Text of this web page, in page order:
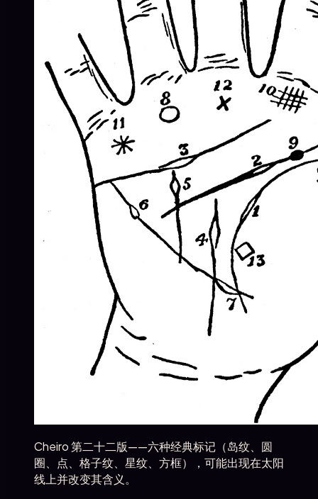
Cheiro 第二十二版——六种经典标记（岛纹、圆
圈、点、格子纹、星纹、方框），可能出现在太阳
线上并改变其含义。